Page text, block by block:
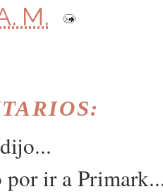
M.
por ir a